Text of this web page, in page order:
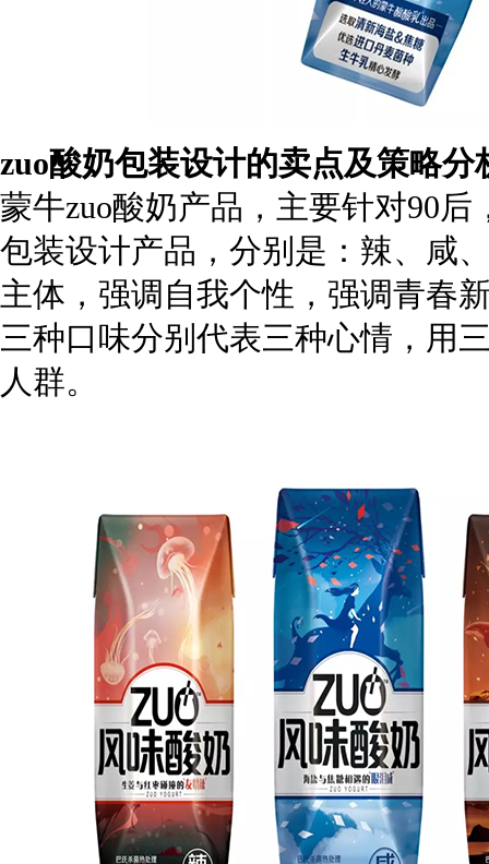
zuo酸奶包装设计的卖点及策略分
蒙牛zuo酸奶产品，主要针对90
包装设计产品，分别是：辣、咸
主体，强调自我个性，强调青春
三种口味分别代表三种心情，用
人群。